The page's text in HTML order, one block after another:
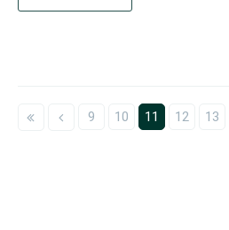
9 10 11 12 13